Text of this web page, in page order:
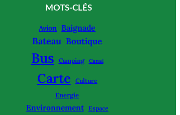
MOTS-CLÉS
Avion Baignade
Bateau Boutique
Bus Camping Canal
Carte Culture
Energie
Environnement Espace